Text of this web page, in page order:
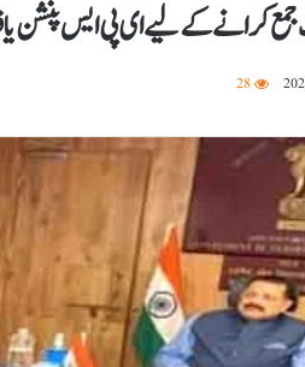
کرانے کے لیے ای پی ایس پنشن
28